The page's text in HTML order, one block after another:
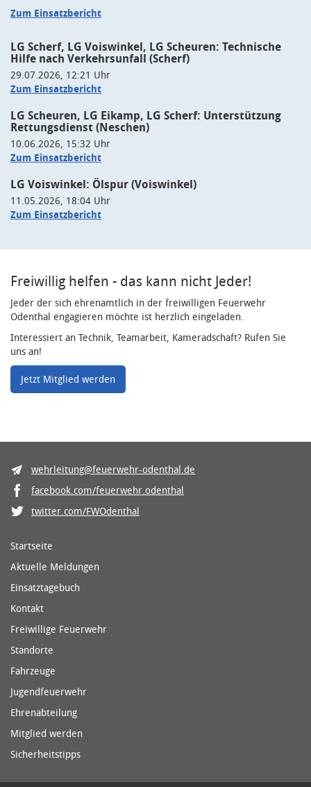
Zum Einsatzbericht
LG Scherf, LG Voiswinkel, LG Scheuren: Technische
Hilfe nach Verkehrsunfall (Scherf)
29.07.2026, 12:21 Uhr
Zum Einsatzbericht
LG Scheuren, LG Eikamp, LG Scherf: Unterstützung
Rettungsdienst (Neschen)
10.06.2026, 15:32 Uhr
Zum Einsatzbericht
LG Voiswinkel: Ölspur (Voiswinkel)
11.05.2026, 18:04 Uhr
Zum Einsatzbericht
Freiwillig helfen - das kann nicht Jeder!
Jeder der sich ehrenamtlich in der freiwilligen Feuerwehr
Odenthal engagieren möchte ist herzlich eingeladen.
Interessiert an Technik, Teamarbeit, Kameradschaft? Rufen Sie
uns an!
Jetzt Mitglied werden
wehrleitung@feuerwehr-odenthal.de
facebook.com/feuerwehr.odenthal
twitter.com/FWOdenthal
Startseite
Aktuelle Meldungen
Einsatztagebuch
Kontakt
Freiwillige Feuerwehr
Standorte
Fahrzeuge
Jugendfeuerwehr
Ehrenabteilung
Mitglied werden
Sicherheitstipps